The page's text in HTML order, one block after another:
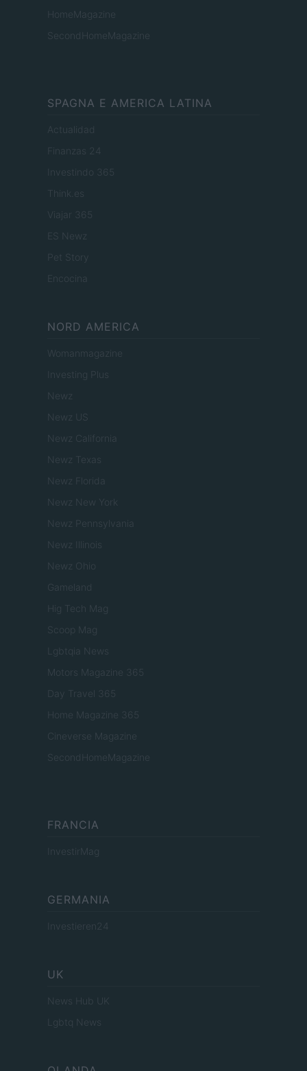
HomeMagazine
SecondHomeMagazine
SPAGNA E AMERICA LATINA
Actualidad
Finanzas 24
Investindo 365
Think.es
Viajar 365
ES Newz
Pet Story
Encocina
NORD AMERICA
Womanmagazine
Investing Plus
Newz
Newz US
Newz California
Newz Texas
Newz Florida
Newz New York
Newz Pennsylvania
Newz Illinois
Newz Ohio
Gameland
Hig Tech Mag
Scoop Mag
Lgbtqia News
Motors Magazine 365
Day Travel 365
Home Magazine 365
Cineverse Magazine
SecondHomeMagazine
FRANCIA
InvestirMag
GERMANIA
Investieren24
UK
News Hub UK
Lgbtq News